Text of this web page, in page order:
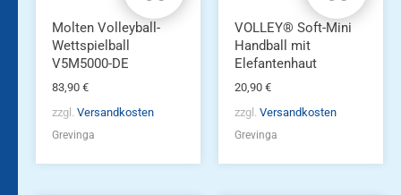
Molten Volleyball-
Wettspielball
V5M5000-DE
83,90 €
zzgl. Versandkosten
Grevinga
VOLLEY® Soft-Mini
Handball mit
Elefantenhaut
20,90 €
zzgl. Versandkosten
Grevinga